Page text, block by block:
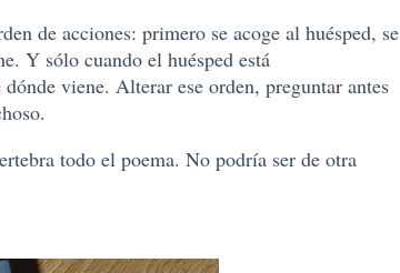
de acciones: primero se acoge al huésped, se
Y sólo cuando el huésped está
viene. Alterar ese orden, preguntar antes
todo el poema. No podría ser de otra